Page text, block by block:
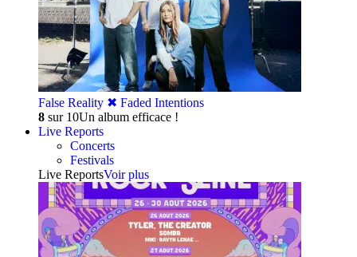
False Reality ✖︎ Faded Intentions
8 sur 10Un album efficace !
Live Reports
Concerts
Festivals
Live ReportsVoir plus